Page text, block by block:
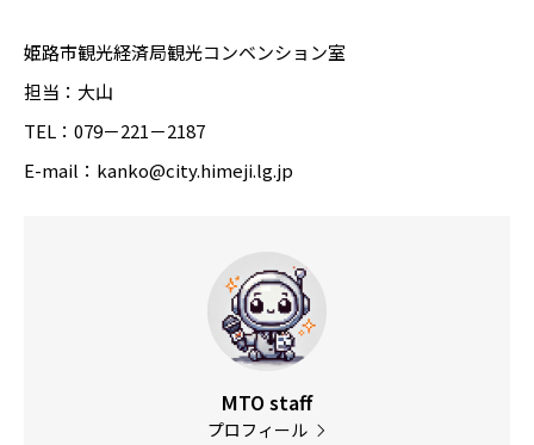
姫路市観光経済局観光コンベンション室
担当：大山
TEL：079－221－2187
E-mail：kanko@city.himeji.lg.jp
MTO staff
プロフィール